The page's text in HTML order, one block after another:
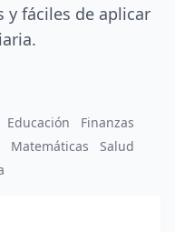
y fáciles de aplicar
Educación
Finanzas
Matemáticas
Salud